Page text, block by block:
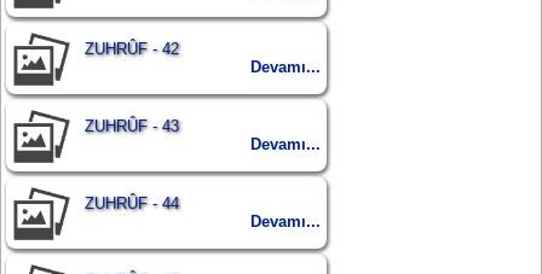
ZUHRÛF - 42
Devamı...
ZUHRÛF - 43
Devamı...
ZUHRÛF - 44
Devamı...